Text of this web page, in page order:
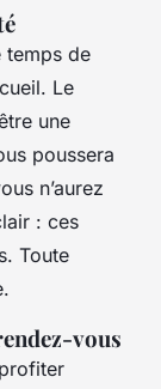
temps de
Le
une
poussera
n’aurez
: ces
Toute
vous